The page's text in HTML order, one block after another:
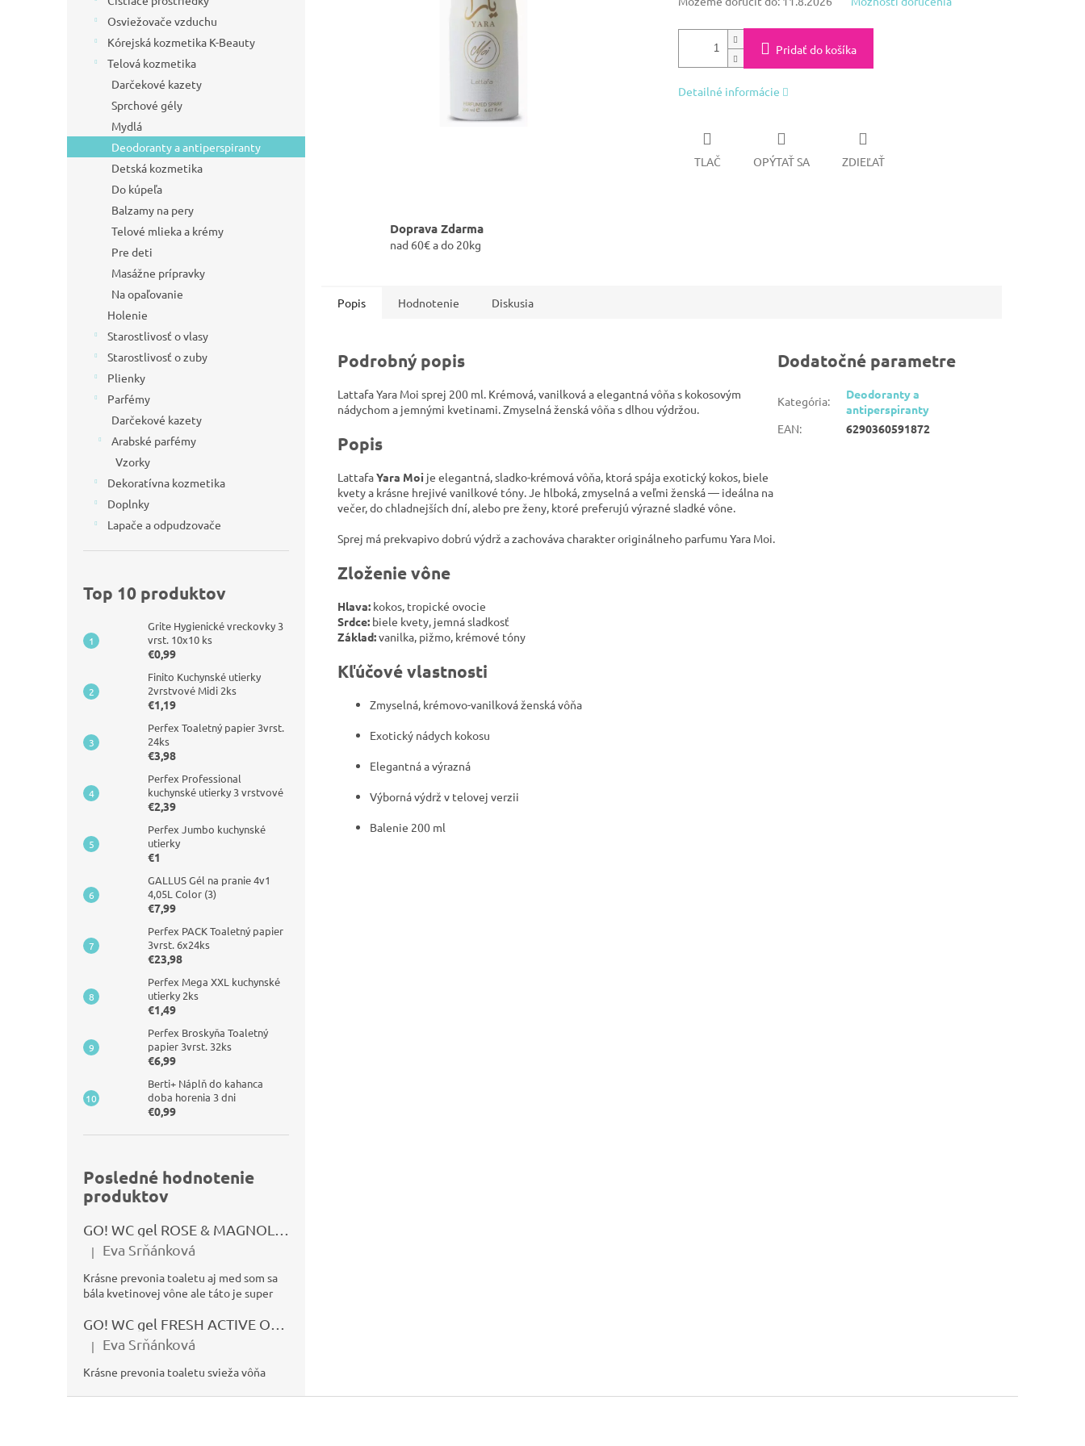
Osviežovače vzduchu
Kórejská kozmetika K-Beauty
Telová kozmetika
Darčekové kazety
Sprchové gély
Mydlá
Deodoranty a antiperspiranty
Detská kozmetika
Do kúpeľa
Balzamy na pery
Telové mlieka a krémy
Pre deti
Masážne prípravky
Na opaľovanie
Holenie
Starostlivosť o vlasy
Starostlivosť o zuby
Plienky
Parfémy
Darčekové kazety
Arabské parfémy
Vzorky
Dekoratívna kozmetika
Doplnky
Lapače a odpudzovače
Top 10 produktov
Grite Hygienické vreckovky 3
vrst. 10x10 ks
€0,99
Finito Kuchynské utierky
2vrstvové Midi 2ks
€1,19
Perfex Toaletný papier 3vrst.
24ks
€3,98
Perfex Professional
kuchynské utierky 3 vrstvové
€2,39
Perfex Jumbo kuchynské
utierky
€1
GALLUS Gél na pranie 4v1
4,05L Color (3)
€7,99
Perfex PACK Toaletný papier
3vrst. 6x24ks
€23,98
Perfex Mega XXL kuchynské
utierky 2ks
€1,49
Perfex Broskyňa Toaletný
papier 3vrst. 32ks
€6,99
Berti+ Náplň do kahanca
doba horenia 3 dni
€0,99
Posledné hodnotenie
produktov
Hodnotenie produktu je 5 z 5 hviezdičiek.
| Eva Srňánková
Krásne prevonia toaletu aj med som sa
bála kvetinovej vône ale táto je super
Hodnotenie produktu je 5 z 5 hviezdičiek.
| Eva Srňánková
Krásne prevonia toaletu svieža vôňa
Pridať do košíka
Detailné informácie
TLAČ OPÝTAŤ SA ZDIEĽAŤ
Doprava Zdarma
nad 60€ a do 20kg
Popis Hodnotenie Diskusia
Podrobný popis
Lattafa Yara Moi sprej 200 ml. Krémová, vanilková a elegantná vôňa s kokosovým
nádychom a jemnými kvetinami. Zmyselná ženská vôňa s dlhou výdržou.
Popis
LattafaYara Moi je elegantná, sladko-krémová vôňa, ktorá spája exotický kokos, biele
kvety a krásne hrejivé vanilkové tóny. Je hlboká, zmyselná a veľmi ženská — ideálna na
večer, do chladnejších dní, alebo pre ženy, ktoré preferujú výrazné sladké vône.
Sprej má prekvapivo dobrú výdrž a zachováva charakter originálneho parfumu Yara Moi.
Zloženie vône
Hlava: kokos, tropické ovocie
Srdce: biele kvety, jemná sladkosť
Základ:vanilka, pižmo, krémové tóny
Kľúčové vlastnosti
Zmyselná, krémovo-vanilková ženská vôňa
Exotický nádych kokosu
Elegantná a výrazná
Výborná výdrž v telovej verzii
Balenie 200 ml
Dodatočné parametre
Kategória:
Deodoranty a
antiperspiranty
EAN: 6290360591872